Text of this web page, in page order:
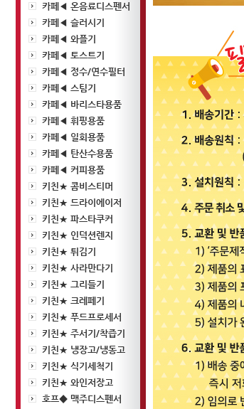
카페◀ 온음료디스펜서
카페◀ 슬러시기
카페◀ 와플기
카페◀ 토스트기
카페◀ 정수/연수필터
카페◀ 스팀기
카페◀ 바리스타용품
카페◀ 휘핑용품
카페◀ 일회용품
카페◀ 탄산수용품
카페◀ 커피용품
키친★ 콤비스티머
키친★ 드라이에이저
키친★ 파스타쿠커
키친★ 인덕션렌지
키친★ 튀김기
키친★ 사라만다기
키친★ 그리들기
키친★ 크레페기
키친★ 푸드프로세서
키친★ 주서기/착즙기
키친★ 냉장고/냉동고
키친★ 식기세척기
키친★ 와인저장고
호프◆ 맥주디스펜서